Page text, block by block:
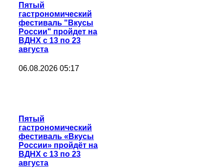
Пятый
гастрономический
фестиваль "Вкусы
России" пройдет на
ВДНХ с 13 по 23
августа
06.08.2026 05:17
Пятый
гастрономический
фестиваль «Вкусы
России» пройдёт на
ВДНХ с 13 по 23
августа